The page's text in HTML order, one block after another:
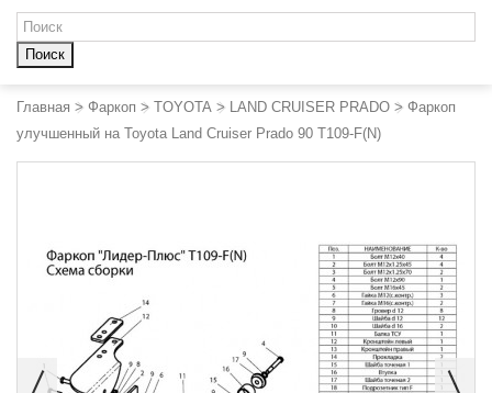
Поиск
Главная > Фаркоп > TOYOTA > LAND CRUISER PRADO > Фаркоп
улучшенный на Toyota Land Cruiser Prado 90 T109-F(N)